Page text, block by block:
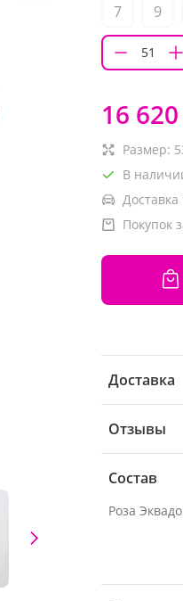
7
9
16 620
Размер:
В
Покупок
Доставка
Отзывы
Состав